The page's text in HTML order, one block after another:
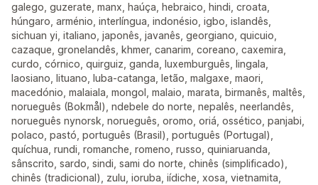
galego, guzerate, manx, haúça, hebraico, hindi, croata,
húngaro, arménio, interlíngua, indonésio, igbo, islandês,
sichuan yi, italiano, japonês, javanês, georgiano, quicuio,
cazaque, gronelandês, khmer, canarim, coreano, caxemira,
curdo, córnico, quirguiz, ganda, luxemburguês, lingala,
laosiano, lituano, luba-catanga, letão, malgaxe, maori,
macedónio, malaiala, mongol, malaio, marata, birmanês, maltês,
norueguês (Bokmål), ndebele do norte, nepalês, neerlandês,
norueguês nynorsk, norueguês, oromo, oriá, ossético, panjabi,
polaco, pastó, português (Brasil), português (Portugal),
quíchua, rundi, romanche, romeno, russo, quiniaruanda,
sânscrito, sardo, sindi, sami do norte, chinês (simplificado),
chinês (tradicional), zulu, ioruba, iídiche, xosa, vietnamita,